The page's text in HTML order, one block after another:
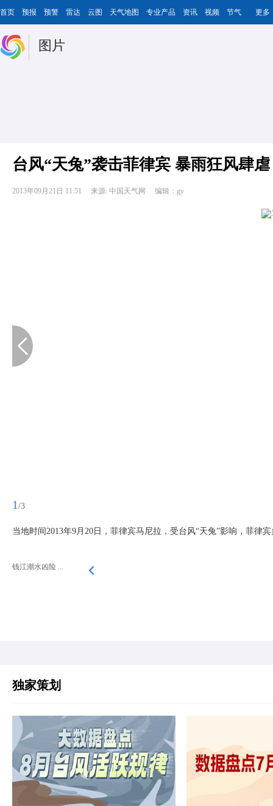
首页 预报 预警 雷达 云图 天气地图 专业产品 资讯 视频 节气 更多
图片
台风“天兔”袭击菲律宾 暴雨狂风肆虐
2013年09月21日 11:51 来源: 中国天气网 编辑：gy
1 /3
当地时间2013年9月20日，菲律宾马尼拉，受台风“天兔”影响，菲律
钱江潮水凶险 ...
独家策划